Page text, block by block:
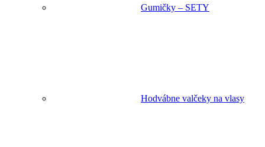
Gumičky – SETY
Hodvábne valčeky na vlasy